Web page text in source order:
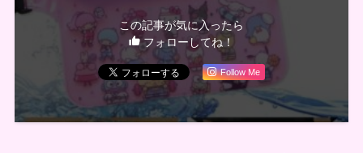
この記事が気に入ったら
フォローしてね！
Follow Me